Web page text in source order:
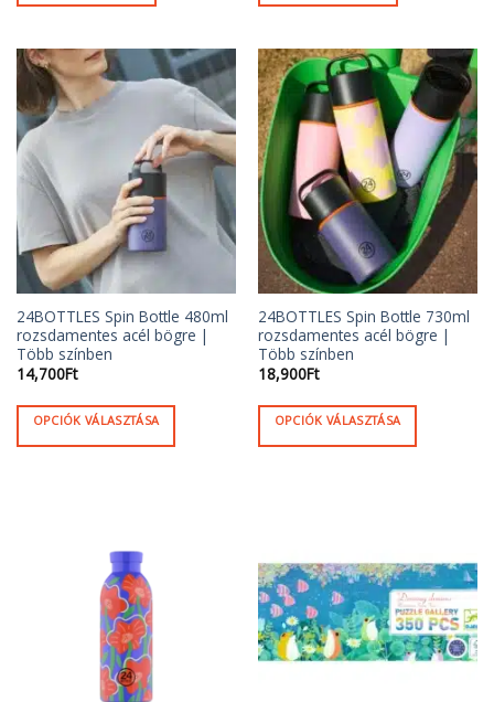
24BOTTLES Spin Bottle 480ml
rozsdamentes acél bögre |
Több színben
14,700Ft
OPCIÓK VÁLASZTÁSA
termékoldalon
választhatók
24BOTTLES Spin Bottle 730ml
rozsdamentes acél bögre |
Több színben
18,900Ft
OPCIÓK VÁLASZTÁSA
van.
A
változatok
a
termékoldalon